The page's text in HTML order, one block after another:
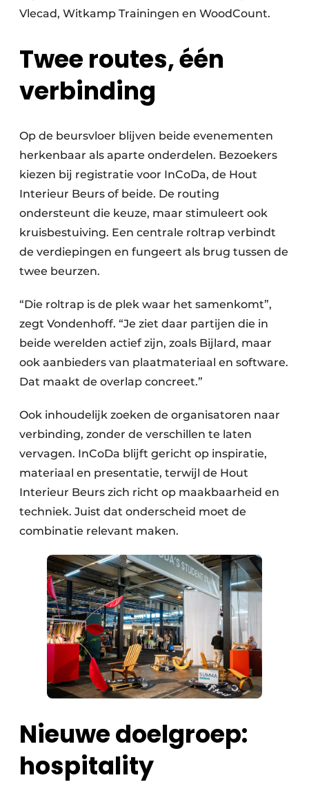
Vlecad, Witkamp Trainingen en WoodCount.
Twee routes, één
verbinding
Op de beursvloer blijven beide evenementen
herkenbaar als aparte onderdelen. Bezoekers
kiezen bij registratie voor InCoDa, de Hout
Interieur Beurs of beide. De routing
ondersteunt die keuze, maar stimuleert ook
kruisbestuiving. Een centrale roltrap verbindt
de verdiepingen en fungeert als brug tussen de
twee beurzen.
“Die roltrap is de plek waar het samenkomt”,
zegt Vondenhoff. “Je ziet daar partijen die in
beide werelden actief zijn, zoals Bijlard, maar
ook aanbieders van plaatmateriaal en software.
Dat maakt de overlap concreet.”
Ook inhoudelijk zoeken de organisatoren naar
verbinding, zonder de verschillen te laten
vervagen. InCoDa blijft gericht op inspiratie,
materiaal en presentatie, terwijl de Hout
Interieur Beurs zich richt op maakbaarheid en
techniek. Juist dat onderscheid moet de
combinatie relevant maken.
Nieuwe doelgroep:
hospitality